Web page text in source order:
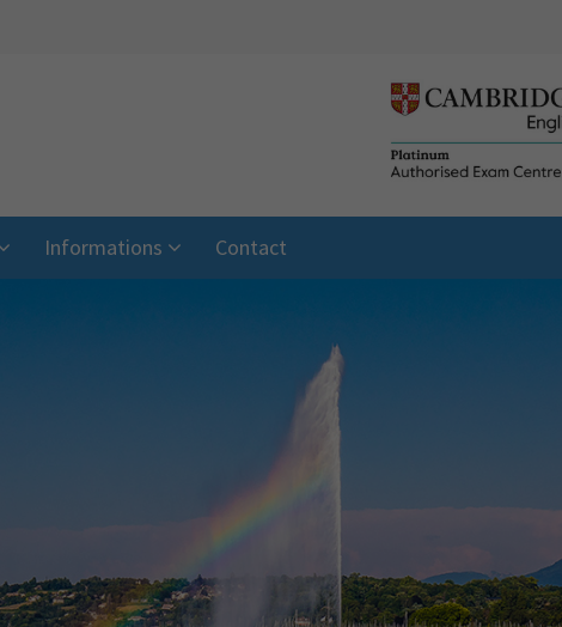
Informations Contact